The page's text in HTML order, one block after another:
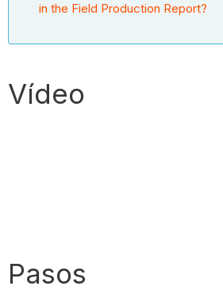
in the Field Production Report?
Vídeo
Pasos